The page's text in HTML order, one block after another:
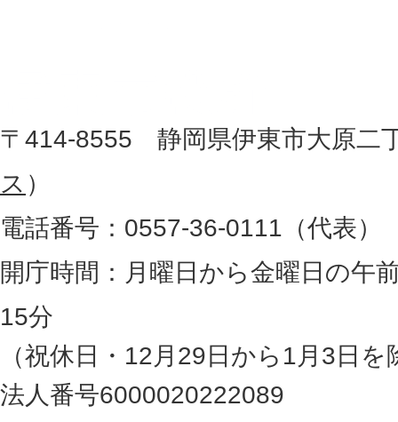
地
図
。
静
岡
県
の
最
東
所
〒414-8555 静岡県伊東市大原二
ス ）
電話番号：0557-36-0111（代表）
開庁時間：月曜日から金曜日の午
15分
（祝休日・12月29日から1月3日を
法人番号6000020222089